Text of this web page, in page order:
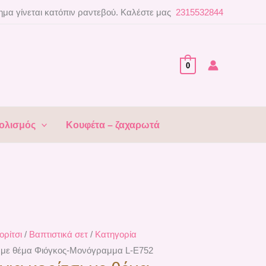
γίνεται κατόπιν ραντεβού. Καλέστε μας 2315532844
0
Κουφέτα – ζαχαρωτά
/ Βαπτιστικά σετ / Κατηγορία
με θέμα Φιόγκος-Μονόγραμμα L-E752